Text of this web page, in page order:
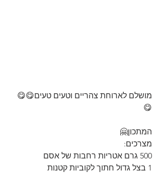
מושלם לארוחת צהריים וטעים טעים😋😋
😋
המתכון🤗
מצרכים:
500 גרם אטריות רחבות של אסם
1 בצל גדול חתוך לקוביות קטנות